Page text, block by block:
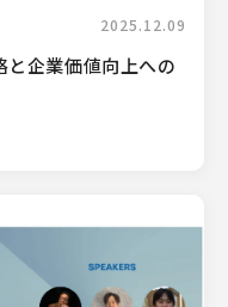
2025.12.09
企業価値向上への